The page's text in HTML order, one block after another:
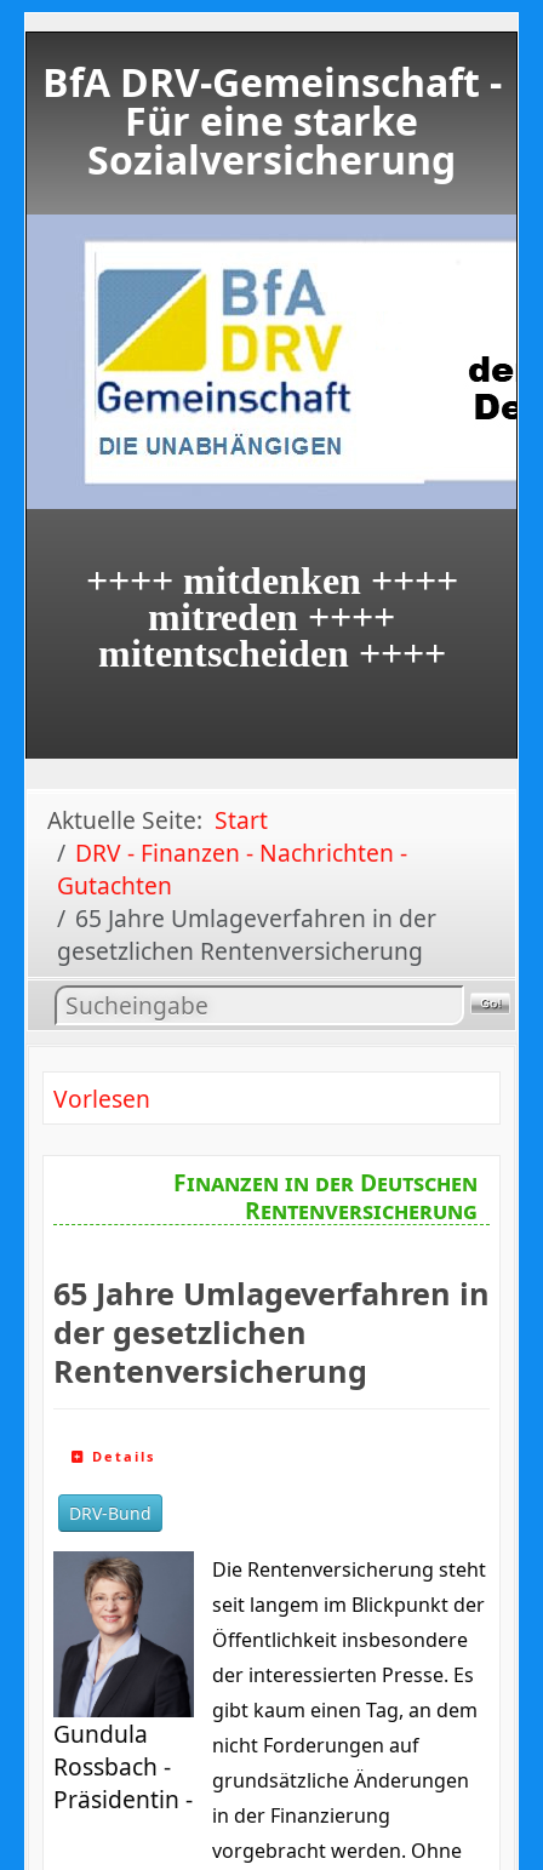
BfA DRV-Gemeinschaft -
Für eine starke
Sozialversicherung
++++ mitdenken ++++
mitreden ++++
mitentscheiden ++++
Aktuelle Seite: Start
DRV - Finanzen - Nachrichten -
Gutachten
65 Jahre Umlageverfahren in der
gesetzlichen Rentenversicherung
Inhalt
suchen
Vorlesen
Finanzen in der Deutschen
Rentenversicherung
65 Jahre Umlageverfahren in
der gesetzlichen
Rentenversicherung
Details
DRV-Bund
Gundula
Rossbach -
Präsidentin -
Die Rentenversicherung steht
seit langem im Blickpunkt der
Öffentlichkeit insbesondere
der interessierten Presse. Es
gibt kaum einen Tag, an dem
nicht Forderungen auf
grundsätzliche Änderungen
in der Finanzierung
vorgebracht werden. Ohne